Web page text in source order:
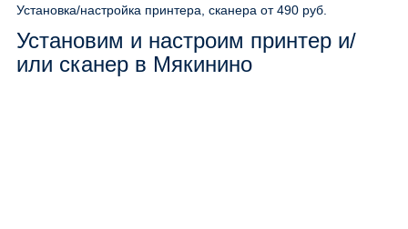
Установка/настройка принтера, сканера от 490 руб.
Установим и настроим принтер и/
или сканер в Мякинино